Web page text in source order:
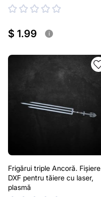
$ 1.99 i
Frigărui triple Ancoră. Fișiere
DXF pentru tăiere cu laser,
plasmă